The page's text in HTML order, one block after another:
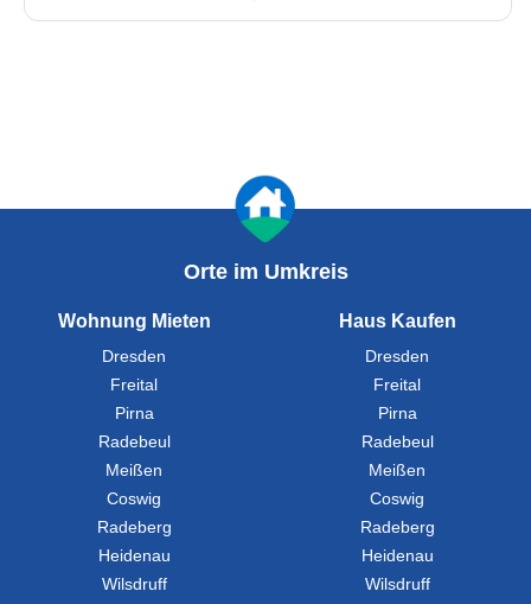
Orte im Umkreis
Wohnung Mieten
Dresden
Freital
Pirna
Radebeul
Meißen
Coswig
Radeberg
Heidenau
Wilsdruff
Haus Kaufen
Dresden
Freital
Pirna
Radebeul
Meißen
Coswig
Radeberg
Heidenau
Wilsdruff